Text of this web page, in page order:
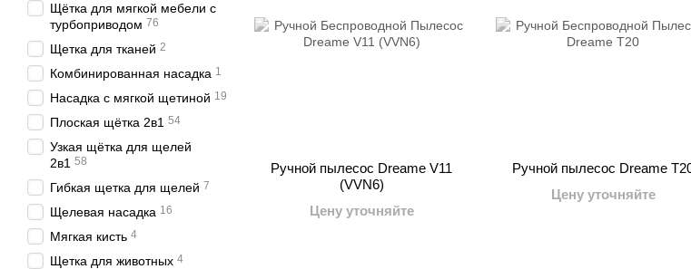
Ручной пылесос Dreame V11
(VVN6)
Цену уточняйте
Ручной пылесос Dreame
Цену уточняйте
Щётка для мягкой мебели с
турбоприводом 76
Щетка для тканей 2
Комбинированная насадка 1
Насадка с мягкой щетиной 19
Плоская щётка 2в1 54
Узкая щётка для щелей
2в1 58
Гибкая щетка для щелей 7
Щелевая насадка 16
Мягкая кисть 4
Щетка для животных 4